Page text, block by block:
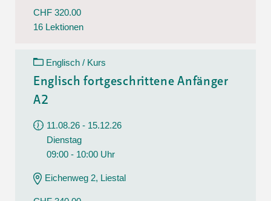
CHF 320.00
16 Lektionen
Englisch / Kurs
Englisch fortgeschrittene Anfänger
A2
11.08.26 - 15.12.26
Dienstag
09:00 - 10:00 Uhr
Eichenweg 2, Liestal